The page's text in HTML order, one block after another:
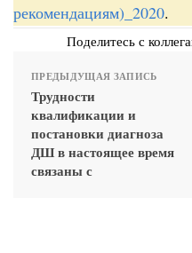
рекомендациям)_2020.
Поделитесь с
ПРЕДЫДУЩАЯ ЗАПИСЬ
Трудности
квалификации и
постановки диагноза
ДШ в настоящее время
связаны с